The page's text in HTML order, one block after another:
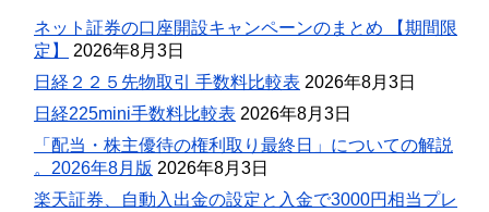
ネット証券の口座開設キャンペーンのまとめ 【期間限
定】
2026年8月3日
日経２２５先物取引 手数料比較表 2026年8月3日
日経225mini手数料比較表 2026年8月3日
「配当・株主優待の権利取り最終日」についての解説
。2026年8月版 2026年8月3日
楽天証券、自動入出金の設定と入金で3000円相当プレ